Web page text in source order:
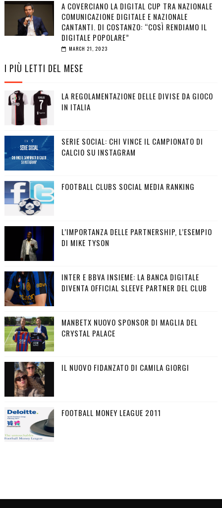
A COVERCIANO LA DIGITAL CUP TRA NAZIONALE
COMUNICAZIONE DIGITALE E NAZIONALE
CANTANTI. DI COSTANZO: “COSÌ RENDIAMO IL
DIGITALE POPOLARE”
MARCH 21, 2023
I PIÙ LETTI DEL MESE
LA REGOLAMENTAZIONE DELLE DIVISE DA GIOCO
IN ITALIA
SERIE SOCIAL: CHI VINCE IL CAMPIONATO DI
CALCIO SU INSTAGRAM
FOOTBALL CLUBS SOCIAL MEDIA RANKING
L’IMPORTANZA DELLE PARTNERSHIP, L’ESEMPIO
DI MIKE TYSON
INTER E BBVA INSIEME: LA BANCA DIGITALE
DIVENTA OFFICIAL SLEEVE PARTNER DEL CLUB
MANBETX NUOVO SPONSOR DI MAGLIA DEL
CRYSTAL PALACE
IL NUOVO FIDANZATO DI CAMILA GIORGI
FOOTBALL MONEY LEAGUE 2011